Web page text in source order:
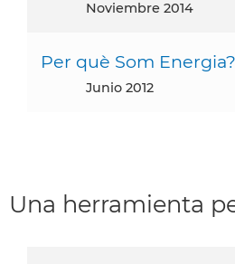
noviembre 2014
Per què Som Energia?
junio 2012
Una herramienta